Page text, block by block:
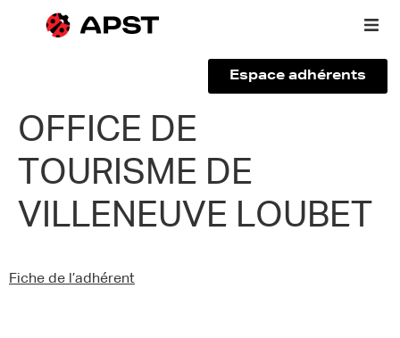
Qui sommes-nous ?
Vous êtes un voyageur
Adhérer à l’APST
Espace adhérents
OFFICE DE
TOURISME DE
VILLENEUVE LOUBET
Fiche de l’adhérent